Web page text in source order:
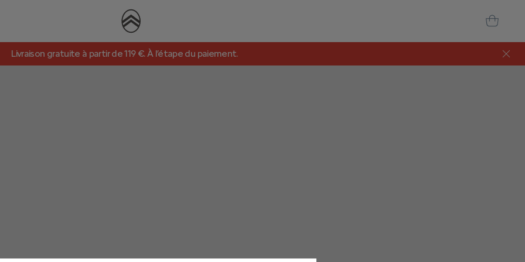
Livraison gratuite à partir de 119 €. À l’étape du paiement.